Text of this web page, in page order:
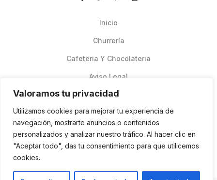
Valoramos tu privacidad
Utilizamos cookies para mejorar tu experiencia de
navegación, mostrarte anuncios o contenidos
personalizados y analizar nuestro tráfico. Al hacer clic en
"Aceptar todo", das tu consentimiento para que utilicemos
cookies.
Inicio
Churrería
Cafeteria Y Chocolateria
Aviso Legal
Pedidos Online Glovo
Contacto